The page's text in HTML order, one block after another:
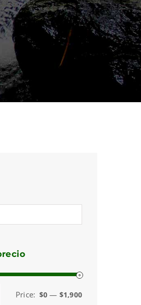
Price: $0— $1,900